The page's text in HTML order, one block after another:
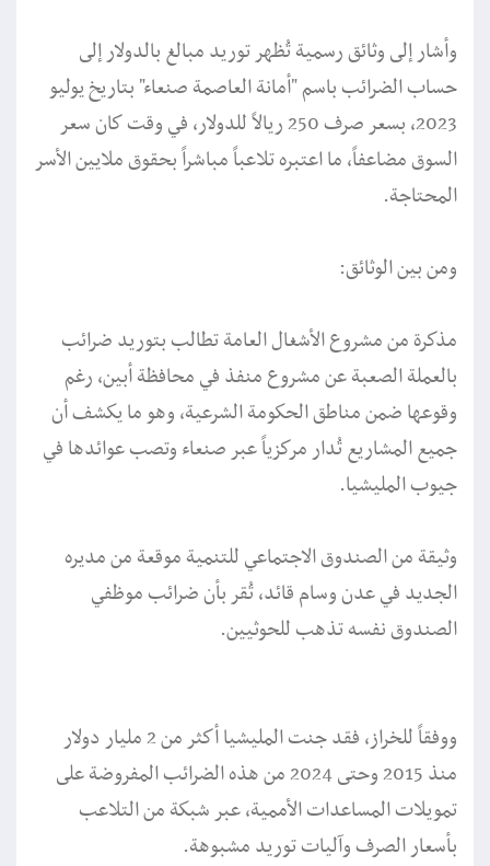
وأشار إلى وثائق رسمية تُظهر توريد مبالغ بالدولار إلى
حساب الضرائب باسم "أمانة العاصمة صنعاء" بتاريخ يوليو
2023، بسعر صرف 250 ريالاً للدولار، في وقت كان سعر
السوق مضاعفاً، ما اعتبره تلاعباً مباشراً بحقوق ملايين الأسر
المحتاجة.
ومن بين الوثائق:
مذكرة من مشروع الأشغال العامة تطالب بتوريد ضرائب
بالعملة الصعبة عن مشروع منفذ في محافظة أبين، رغم
وقوعها ضمن مناطق الحكومة الشرعية، وهو ما يكشف أن
جميع المشاريع تُدار مركزياً عبر صنعاء وتصب عوائدها في
جيوب المليشيا.
وثيقة من الصندوق الاجتماعي للتنمية موقعة من مديره
الجديد في عدن وسام قائد، تُقر بأن ضرائب موظفي
الصندوق نفسه تذهب للحوثيين.
ووفقاً للخراز، فقد جنت المليشيا أكثر من 2 مليار دولار
منذ 2015 وحتى 2024 من هذه الضرائب المفروضة على
تمويلات المساعدات الأممية، عبر شبكة من التلاعب
بأسعار الصرف وآليات توريد مشبوهة.